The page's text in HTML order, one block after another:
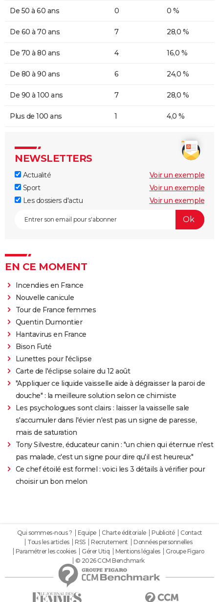
De 50 à 60 ans 0 0 %
De 60 à 70 ans 7 28,0 %
De 70 à 80 ans 4 16,0 %
De 80 à 90 ans 6 24,0 %
De 90 à 100 ans 7 28,0 %
Plus de 100 ans 1 4,0 %
NEWSLETTERS
Actualité
Voir un exemple
Sport
Voir un exemple
Les dossiers d'actu
Voir un exemple
EN CE MOMENT
Incendies en France
Nouvelle canicule
Tour de France femmes
Quentin Dumontier
Hantavirus en France
Bison Futé
Lunettes pour l'éclipse
Carte de l'éclipse solaire du 12 août
"Appliquer ce liquide vaisselle aide à dégraisser la paroi de
douche" : la meilleure solution selon ce chimiste
Les psychologues sont clairs : laisser la vaisselle sale
s'accumuler dans l'évier n'est pas un signe de paresse,
mais de saturation
Tony Silvestre, éducateur canin : "un chien qui éternue n'est
pas malade, c'est un signe pour dire qu'il est heureux"
Ce chef étoilé est formel : voici les 3 détails à vérifier pour
choisir un bon melon
Qui sommes-nous ? Equipe Charte éditoriale Publicité
Contact
Tous les articles
RSS Recrutement
Données personnelles
Paramétrer les cookies
Gérer Utiq Mentions légales
Groupe Figaro
© 2026 CCM Benchmark